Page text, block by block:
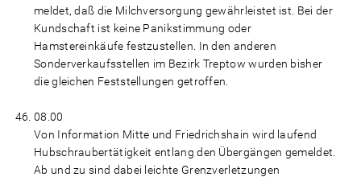
meldet, daß die Milchversorgung gewährleistet ist. Bei der
Kundschaft ist keine Panikstimmung oder
Hamstereinkäufe festzustellen. In den anderen
Sonderverkaufsstellen im Bezirk Treptow wurden bisher
die gleichen Feststellungen getroffen.
08.00
Von Information Mitte und Friedrichshain wird laufend
Hubschraubertätigkeit entlang den Übergängen gemeldet.
Ab und zu sind dabei leichte Grenzverletzungen